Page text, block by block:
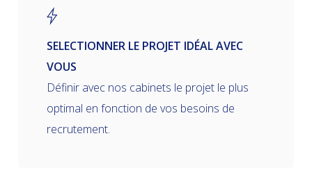
SELECTIONNER LE PROJET IDÉAL AVEC
VOUS
Définir avec nos cabinets le projet le plus
optimal en fonction de vos besoins de
recrutement.